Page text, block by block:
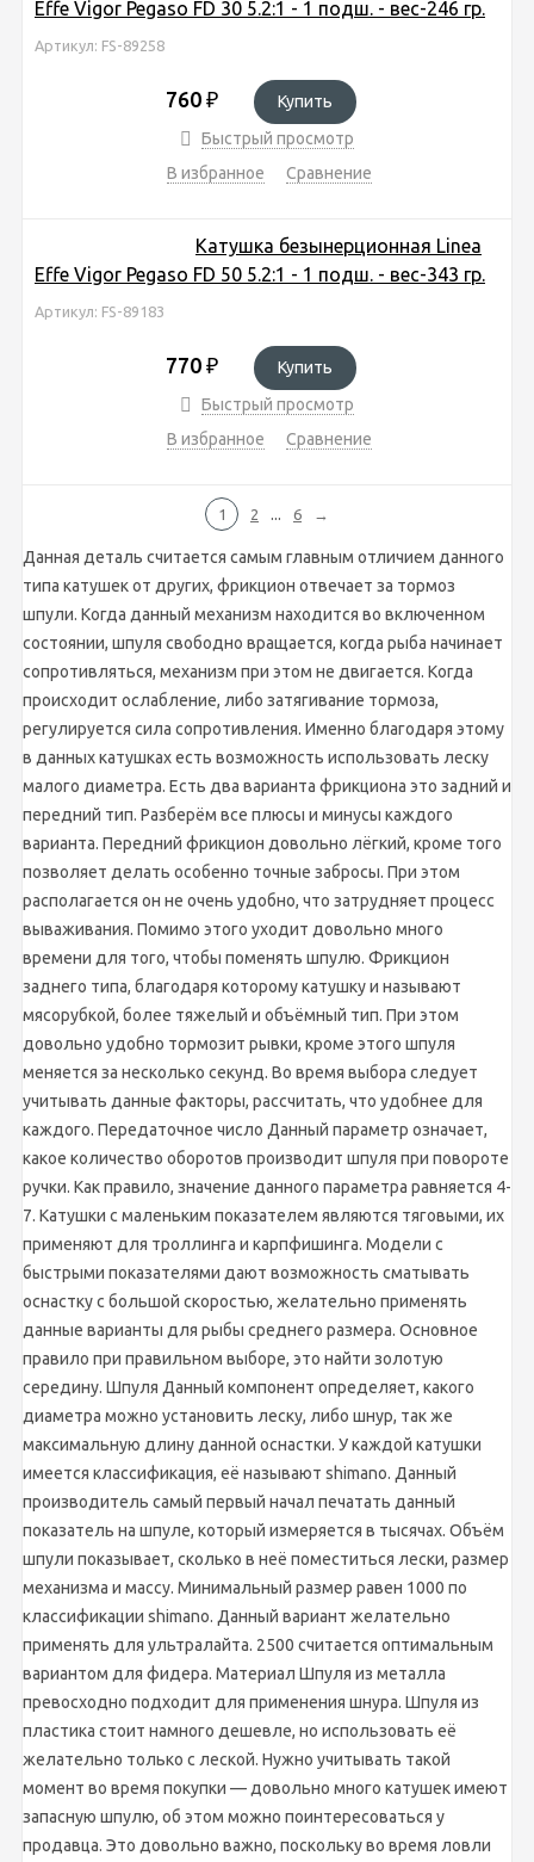
Effe Vigor Pegaso FD 30 5.2:1 - 1 подш. - вес-246 гр.
Артикул: FS-89258
760 ₽
Купить
Быстрый просмотр
В избранное
Сравнение
Катушка безынерционная Linea
Effe Vigor Pegaso FD 50 5.2:1 - 1 подш. - вес-343 гр.
Артикул: FS-89183
770 ₽
Купить
Быстрый просмотр
В избранное
Сравнение
1 2 ... 6 →
Данная деталь считается самым главным отличием данного
типа катушек от других, фрикцион отвечает за тормоз
шпули. Когда данный механизм находится во включенном
состоянии, шпуля свободно вращается, когда рыба начинает
сопротивляться, механизм при этом не двигается. Когда
происходит ослабление, либо затягивание тормоза,
регулируется сила сопротивления. Именно благодаря этому
в данных катушках есть возможность использовать леску
малого диаметра. Есть два варианта фрикциона это задний и
передний тип. Разберём все плюсы и минусы каждого
варианта. Передний фрикцион довольно лёгкий, кроме того
позволяет делать особенно точные забросы. При этом
располагается он не очень удобно, что затрудняет процесс
вываживания. Помимо этого уходит довольно много
времени для того, чтобы поменять шпулю. Фрикцион
заднего типа, благодаря которому катушку и называют
мясорубкой, более тяжелый и объёмный тип. При этом
довольно удобно тормозит рывки, кроме этого шпуля
меняется за несколько секунд. Во время выбора следует
учитывать данные факторы, рассчитать, что удобнее для
каждого. Передаточное число Данный параметр означает,
какое количество оборотов производит шпуля при повороте
ручки. Как правило, значение данного параметра равняется 4-
7. Катушки с маленьким показателем являются тяговыми, их
применяют для троллинга и карпфишинга. Модели с
быстрыми показателями дают возможность сматывать
оснастку с большой скоростью, желательно применять
данные варианты для рыбы среднего размера. Основное
правило при правильном выборе, это найти золотую
середину. Шпуля Данный компонент определяет, какого
диаметра можно установить леску, либо шнур, так же
максимальную длину данной оснастки. У каждой катушки
имеется классификация, её называют shimano. Данный
производитель самый первый начал печатать данный
показатель на шпуле, который измеряется в тысячах. Объём
шпули показывает, сколько в неё поместиться лески, размер
механизма и массу. Минимальный размер равен 1000 по
классификации shimano. Данный вариант желательно
применять для ультралайта. 2500 считается оптимальным
вариантом для фидера. Материал Шпуля из металла
превосходно подходит для применения шнура. Шпуля из
пластика стоит намного дешевле, но использовать её
желательно только с леской. Нужно учитывать такой
момент во время покупки — довольно много катушек имеют
запасную шпулю, об этом можно поинтересоваться у
продавца. Это довольно важно, поскольку во время ловли